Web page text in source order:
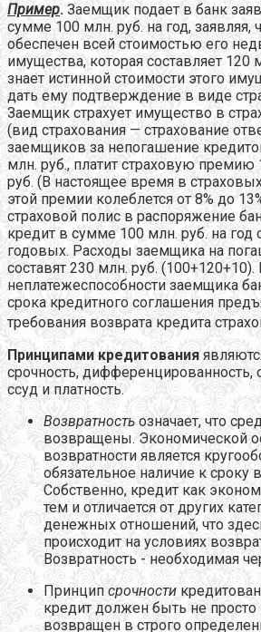
Пример. Заемщик подает в банк
сумме 100 млн. руб. на год, заявляя,
обеспечен всей стоимостью его
имущества, которая составляет 120
знает истинной стоимости этого
дать ему подтверждение в виде
Заемщик страхует имущество в
(вид страхования — страхование
заемщиков за непогашение
млн. руб., платит страховую премию
руб. (В настоящее время в
этой премии колеблется от 8% до
страховой полис в распоряжение
кредит в сумме 100 млн. руб. на год
годовых. Расходы заемщика на
составят 230 млн. руб. (100+120+10).
неплатежеспособности заемщика
срока кредитного соглашения
требования возврата кредита
Принципами кредитования
срочность, дифференцированность,
ссуд и платность.
Возвратность означает, что
возвращены. Экономической
возвратности является
обязательное наличие к сроку
Собственно, кредит как
тем и отличается от других
денежных отношений, что
происходит на условиях
Возвратность - необходимая
Принцип срочности
кредит должен быть не
возвращен в строго